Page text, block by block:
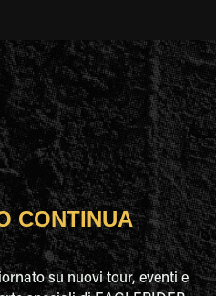
CONTINUA
su nuovi tour, eventi e